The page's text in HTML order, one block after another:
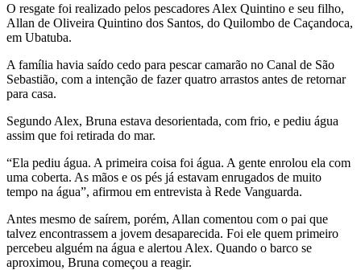
O resgate foi realizado pelos pescadores Alex Quintino e seu filho,
Allan de Oliveira Quintino dos Santos, do Quilombo de Caçandoca,
em Ubatuba.
A família havia saído cedo para pescar camarão no Canal de São
Sebastião, com a intenção de fazer quatro arrastos antes de retornar
para casa.
Segundo Alex, Bruna estava desorientada, com frio, e pediu água
assim que foi retirada do mar.
“Ela pediu água. A primeira coisa foi água. A gente enrolou ela com
uma coberta. As mãos e os pés já estavam enrugados de muito
tempo na água”, afirmou em entrevista à Rede Vanguarda.
Antes mesmo de saírem, porém, Allan comentou com o pai que
talvez encontrassem a jovem desaparecida. Foi ele quem primeiro
percebeu alguém na água e alertou Alex. Quando o barco se
aproximou, Bruna começou a reagir.